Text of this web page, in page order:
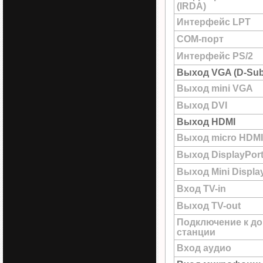
(IRDA)
Интерфейс LPT
COM-порт
Интерфейс PS/2
Выход VGA (D-
Выход mini VGA
Выход DVI
Выход HDMI
Выход micro HDMI
Выход DisplayPort
Выход Mini
Вход TV-in
Выход TV-out
Подключение к
станции
Вход аудио